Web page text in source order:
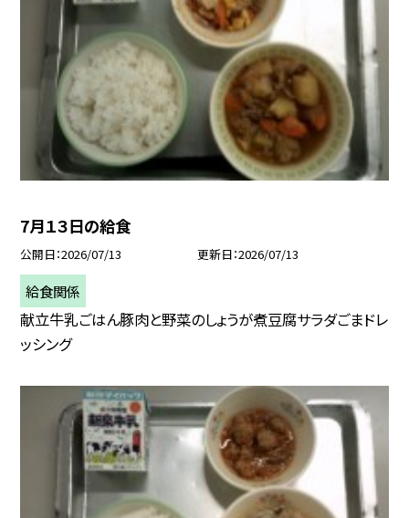
7月１３日の給食
公開日 2026/07/13 更新日 2026/07/13
給食関係
献立牛乳ごはん豚肉と野菜のしょうが煮豆腐サラダごまドレ
ッシング